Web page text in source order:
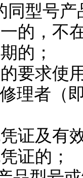
同型号产
的，不
的；
要求使
理者（
证及有
证的；